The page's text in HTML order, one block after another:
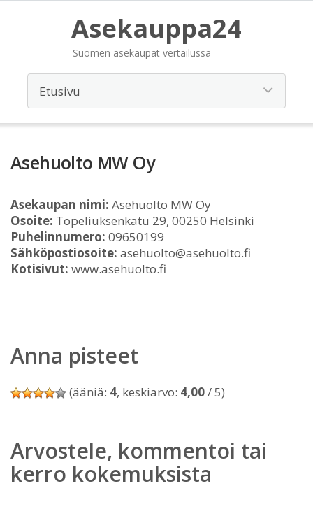
Asekauppa24
Suomen asekaupat vertailussa
Asehuolto MW Oy
Asekaupan nimi: Asehuolto MW Oy
Osoite: Topeliuksenkatu 29, 00250 Helsinki
Puhelinnumero: 09650199
Sähköpostiosoite: asehuolto@asehuolto.fi
Kotisivut: www.asehuolto.fi
Anna pisteet
(ääniä: 4, keskiarvo: 4,00/ 5)
Arvostele, kommentoi tai
kerro kokemuksista